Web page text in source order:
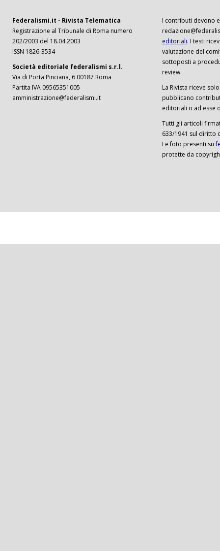
Federalismi.it - Rivista Telematica
Registrazione al Tribunale di Roma numero
202/2003 del 18.04.2003
ISSN 1826-3534
Società editoriale federalismi s.r.l.
Via di Porta Pinciana, 6 00187 Roma
Partita IVA 09565351005
amministrazione@federalismi.it
I contributi devono
editoriali. I testi
valutazione del
sottoposti a
review.
La Rivista riceve
pubblicano
editoriali o ad esse
Tutti gli articoli
633/1941 sul diritto
Le foto presenti su
protette da